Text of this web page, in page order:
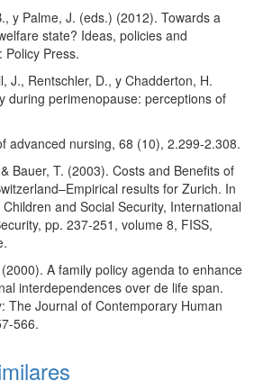
y Palme, J. (eds.) (2012). Towards a
state? Ideas, policies and
Policy Press.
J., Rentschler, D., y Chadderton, H.
during perimenopause: perceptions of
advanced nursing, 68 (10), 2.299-2.308.
Bauer, T. (2003). Costs and Benefits of
results for Zurich. In
and Social Security, International
pp. 237-251, volume 8, FISS,
A family policy agenda to enhance
interdependences over de life span.
The Journal of Contemporary Human
566.